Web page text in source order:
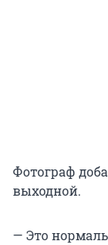
Фотограф
выходной.
— Это